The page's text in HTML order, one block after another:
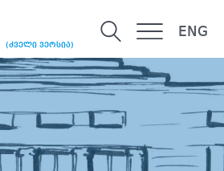
(ძველი ვერსია)
ENG